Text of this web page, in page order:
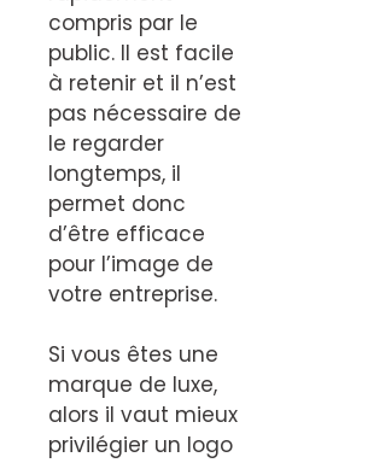
compris par le
public. Il est facile
à retenir et il n’est
pas nécessaire de
le regarder
longtemps, il
permet donc
d’être efficace
pour l’image de
votre entreprise.
Si vous êtes une
marque de luxe,
alors il vaut mieux
privilégier un logo